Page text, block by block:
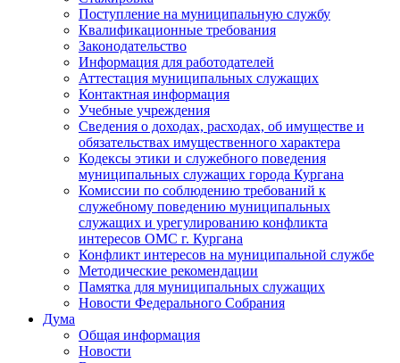
Поступление на муниципальную службу
Квалификационные требования
Законодательство
Информация для работодателей
Аттестация муниципальных служащих
Контактная информация
Учебные учреждения
Сведения о доходах, расходах, об имуществе и
обязательствах имущественного характера
Кодексы этики и служебного поведения
муниципальных служащих города Кургана
Комиссии по соблюдению требований к
служебному поведению муниципальных
служащих и урегулированию конфликта
интересов ОМС г. Кургана
Конфликт интересов на муниципальной службе
Методические рекомендации
Памятка для муниципальных служащих
Новости Федерального Cобрания
Дума
Общая информация
Новости